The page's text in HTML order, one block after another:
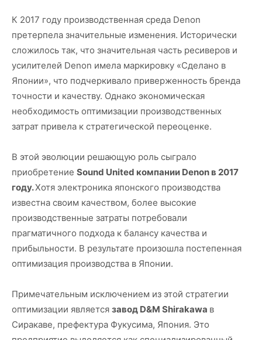
К 2017 году производственная среда Denon
претерпела значительные изменения. Исторически
сложилось так, что значительная часть ресиверов и
усилителей Denon имела маркировку «Сделано в
Японии», что подчеркивало приверженность бренда
точности и качеству. Однако экономическая
необходимость оптимизации производственных
затрат привела к стратегической переоценке.
В этой эволюции решающую роль сыграло
приобретение Sound United компании Denon в 2017
году.Хотя электроника японского производства
известна своим качеством, более высокие
производственные затраты потребовали
прагматичного подхода к балансу качества и
прибыльности. В результате произошла постепенная
оптимизация производства в Японии.
Примечательным исключением из этой стратегии
оптимизации является завод D&M Shirakawa в
Сиракаве, префектура Фукусима, Япония. Это